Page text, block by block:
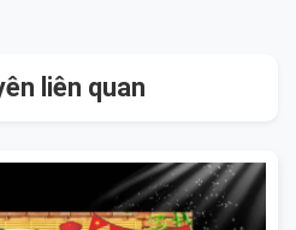
liên quan